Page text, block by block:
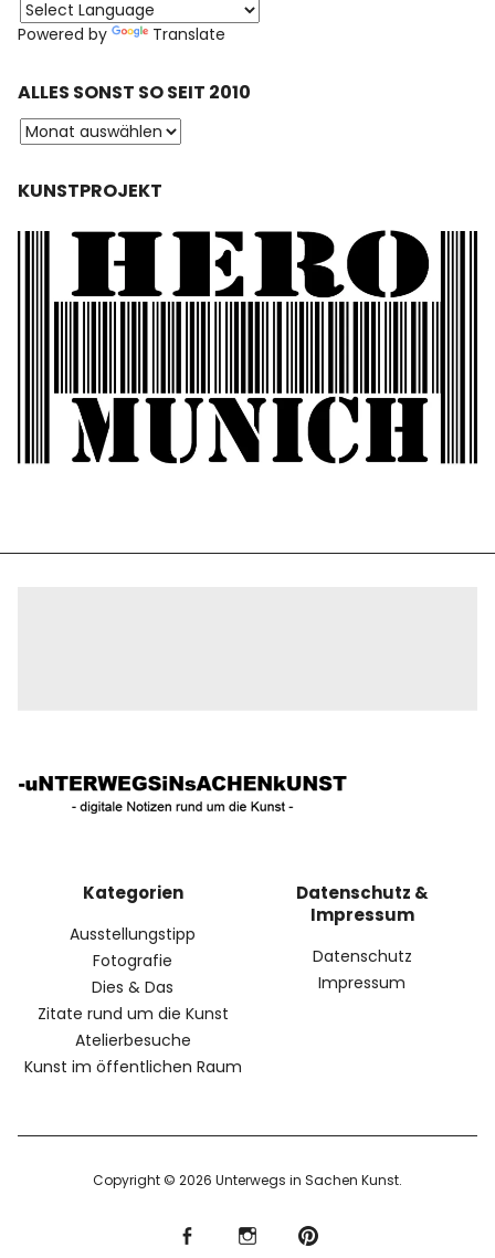
Powered by Translate
ALLES SONST SO SEIT 2010
KUNSTPROJEKT
Kategorien
Ausstellungstipp
Fotografie
Dies & Das
Zitate rund um die Kunst
Atelierbesuche
Kunst im öffentlichen Raum
Datenschutz &
Impressum
Datenschutz
Impressum
Copyright © 2026 Unterwegs in Sachen Kunst